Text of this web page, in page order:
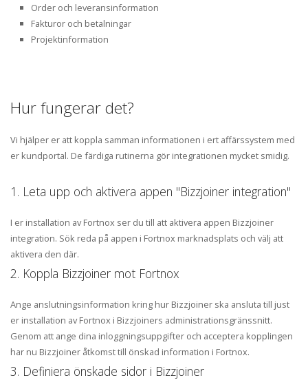
Order och leveransinformation
Fakturor och betalningar
Projektinformation
Hur fungerar det?
Vi hjälper er att koppla samman informationen i ert affärssystem med
er kundportal. De färdiga rutinerna gör integrationen mycket smidig.
1. Leta upp och aktivera appen "Bizzjoiner integration"
I er installation av Fortnox ser du till att aktivera appen Bizzjoiner
integration. Sök reda på appen i Fortnox marknadsplats och välj att
aktivera den där.
2. Koppla Bizzjoiner mot Fortnox
Ange anslutningsinformation kring hur Bizzjoiner ska ansluta till just
er installation av Fortnox i Bizzjoiners administrationsgränssnitt.
Genom att ange dina inloggningsuppgifter och acceptera kopplingen
har nu Bizzjoiner åtkomst till önskad information i Fortnox.
3. Definiera önskade sidor i Bizzjoiner